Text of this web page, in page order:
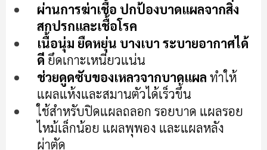
ต้น
แกล
รูปภาพ
ผ่านการฆ่าเชื้อ ปกป้องบาดแผลจากสิ่ง
สกปรกและเชื้อโรค
เนื้อนุ่ม ยืดหยุ่น บางเบา ระบายอากาศได้
ดี ยึดเกาะเหนียวแน่น
ช่วยดูดซับของเหลวจากบาดแผล ทำให้
แผลแห้งและสมานตัวได้เร็วขึ้น
ใช้สำหรับปิดแผลถลอก รอยบาด แผลรอย
ไหม้เล็กน้อย แผลพุพอง และแผลหลัง
ผ่าตัด